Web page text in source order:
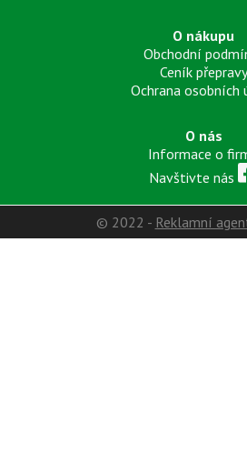
O nákupu
Obchodní
Ceník přepravy
Ochrana osobních
O nás
Informace o
Navštivte nás
© 2022 - Reklamní